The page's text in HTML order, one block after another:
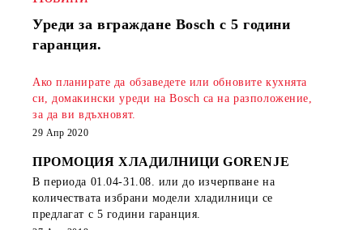
Уреди за вграждане Bosch с 5 години
гаранция.
Ако планирате да обзаведете или обновите кухнята
си, домакински уреди на Bosch са на разположение,
за да ви вдъхновят.
29 Апр 2020
ПРОМОЦИЯ ХЛАДИЛНИЦИ GORENJE
В периода 01.04-31.08. или до изчерпване на
количествата избрани модели хладилници се
предлагат с 5 години гаранция.